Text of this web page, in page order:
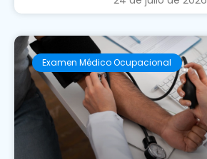
Examen Médico Ocupacional